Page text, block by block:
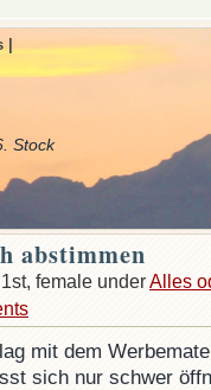
|
Stock
abstimmen
female underAlles
mit dem
sich nur schwer